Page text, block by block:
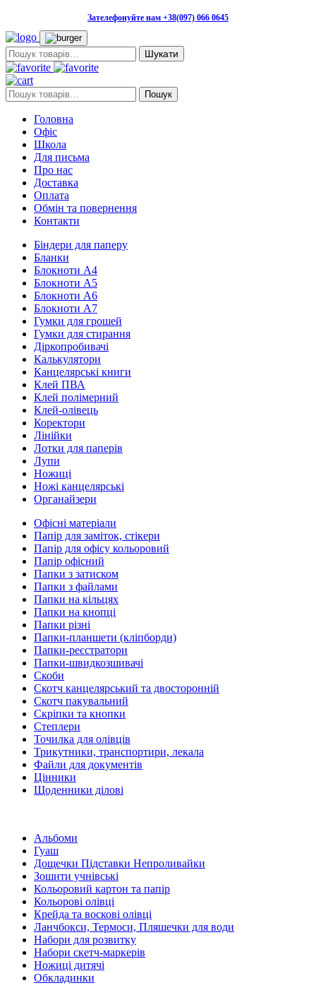
Зателефонуйте нам +38(097) 066 0645
Пошук:
Пошук: Пошук
Головна
Офіс
Школа
Для письма
Про нас
Доставка
Оплата
Обмін та повернення
Контакти
Біндери для паперу
Бланки
Блокноти А4
Блокноти А5
Блокноти А6
Блокноти А7
Гумки для грошей
Гумки для стирання
Діркопробивачі
Калькулятори
Канцелярські книги
Клей ПВА
Клей полімерний
Клей-олівець
Коректори
Лінійки
Лотки для паперів
Лупи
Ножиці
Ножі канцелярські
Органайзери
Офісні матеріали
Папір для заміток, стікери
Папір для офісу кольоровий
Папір офісний
Папки з затиском
Папки з файлами
Папки на кільцях
Папки на кнопці
Папки різні
Папки-планшети (кліпборди)
Папки-реєстратори
Папки-швидкозшивачі
Скоби
Скотч канцелярський та двосторонній
Скотч пакувальний
Скріпки та кнопки
Степлери
Точилка для олівців
Трикутники, транспортири, лекала
Файли для документів
Цінники
Щоденники ділові
Альбоми
Гуаш
Дощечки Підставки Непроливайки
Зошити учнівські
Кольоровий картон та папір
Кольорові олівці
Крейда та воскові олівці
Ланчбокси, Термоси, Пляшечки для води
Набори для розвитку
Набори скетч-маркерів
Ножиці дитячі
Обкладинки